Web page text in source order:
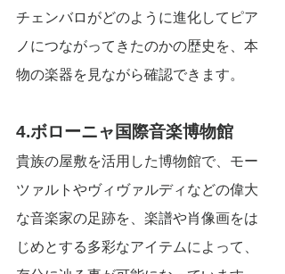
チェンバロがどのように進化してピア
ノにつながってきたのかの歴史を、本
物の楽器を見ながら確認できます。
4.ボローニャ国際音楽博物館
貴族の屋敷を活用した博物館で、モー
ツァルトやヴィヴァルディなどの偉大
な音楽家の足跡を、楽譜や肖像画をは
じめとする多彩なアイテムによって、